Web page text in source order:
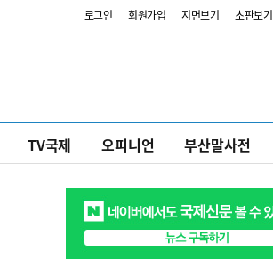
로그인 회원가입 지면보기 초판보기
TV국제 오피니언 부산말사전